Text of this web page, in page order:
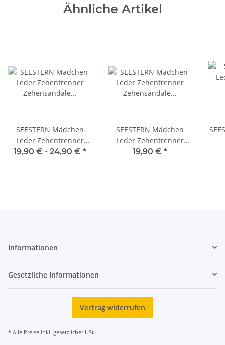
Ähnliche Artikel
SEESTERN Mädchen
Leder Zehentrenner
Zehensandale
19,90 € - 24,90 € *
SEESTERN Mädchen
Leder Zehentrenner
Zehensandale
19,90 € *
Informationen
Gesetzliche Informationen
Vertrag widerrufen
* Alle Preise inkl. gesetzlicher USt.